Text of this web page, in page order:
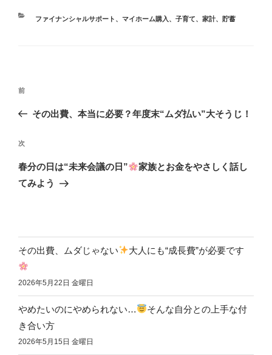
ファイナンシャルサポート 、 マイホーム購入 、 子育て、 家計、 貯蓄
前
その出費、本当に必要？年度末“ムダ払い”大そうじ！
次
春分の日は“未来会議の日”
家族とお金をやさしく話し
てみよう
その出費、ムダじゃない 大人にも“成長費”が必要です
2026年5月22日 金曜日
やめたいのにやめられない…
そんな自分との上手な付
き合い方
2026年5月15日 金曜日